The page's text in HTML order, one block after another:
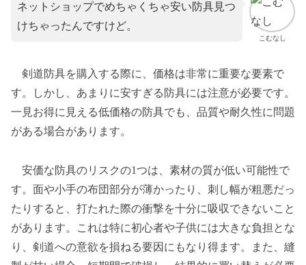
こむなし
ネットショップでめちゃくちゃ安い防具見つ
けちゃったんですけど。
剣道防具を購入する際に、価格は非常に重要な要素で
す。しかし、あまりに安すぎる防具には注意が必要です。
一見お得に見える低価格の防具でも、品質や耐久性に問題
がある場合があります。
安価な防具のリスクの1つは、素材の質が低い可能性で
す。面や小手の布団部分が薄かったり、刺し幅が粗悪だっ
たりすると、打たれた際の衝撃を十分に吸収できないこと
があります。これは特に初心者や子供には大きな負担とな
り、剣道への意欲を損ねる要因にもなり得ます。また、縫